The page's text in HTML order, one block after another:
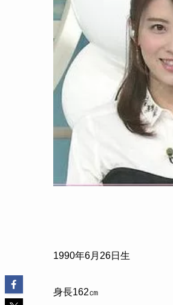
1990年6月 26日生
身長162㎝